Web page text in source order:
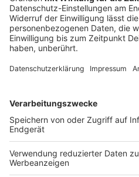
den
und
für
Folge 1/3: Nintendo
veränderte eine ganze
Fusajiro Yamauchi in
für Spielkarten. Was als
zur treibenden Kraft
graue, unscheinbare
Unmögliche: die Rettung
Industrie. Unsere allgemeinen
Datenschutzrichtlinien
https://art19.com/privacy.
Datenschutzrichtlinien für
Die